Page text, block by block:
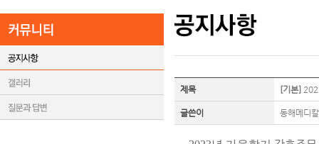
제목 [기본]
글쓴이 동해메디